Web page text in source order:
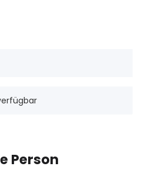
Person